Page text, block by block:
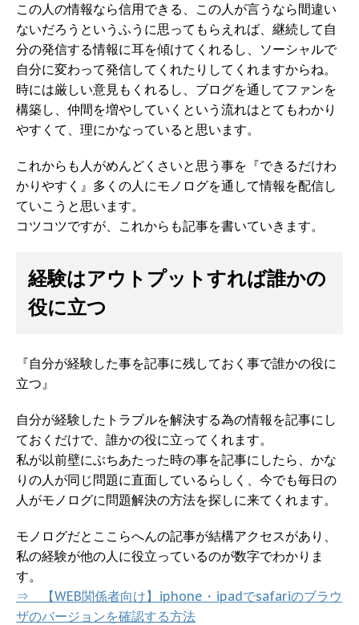
この人の情報なら信用できる、この人が言うなら間違い
ないだろうというふうに思ってもらえれば、継続して自
分の発信する情報に耳を傾けてくれるし、ソーシャルで
自分に変わって発信してくれたりしてくれますからね。
時には厳しい意見もくれるし、ブログを通してファンを
構築し、仲間を増やしていくという流れはとてもわかり
やすくて、理にかなっていると思います。
これからも人がめんどくさいと思う事を『できるだけわ
かりやすく』多くの人にモノログを通して情報を配信し
ていこうと思います。
コツコツですが、これからも記事を書いていきます。
経験はアウトプットすれば誰かの
役に立つ
『自分が経験した事を記事に残しておく事で誰かの役に
立つ』
自分が経験したトラブルを解決する為の情報を記事にし
ておくだけで、誰かの役に立ってくれます。
私が以前壁にぶちあたった時の事を記事にしたら、かな
りの人が同じ問題に直面しているらしく、今でも毎日の
人がモノログに問題解決の方法を探しに来てくれます。
モノログだとここらへんの記事が結構アクセスがあり、
私の経験が他の人に役立っているのが数字でわかりま
す。
⇒ 【WEB関係者向け】iphone・ipadでsafariのブラウ
ザのバージョンを確認する方法